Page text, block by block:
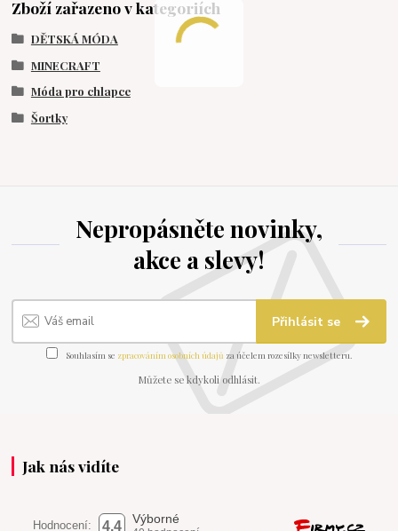
Zboží zařazeno v kategoriích
DĚTSKÁ MÓDA
MINECRAFT
Móda pro chlapce
Šortky
Nepropásněte novinky,
akce a slevy!
Přihlásit se
Souhlasím se zpracováním osobních údajů za účelem rozesílky newsletteru.
Můžete se kdykoli odhlásit.
Jak nás vidíte